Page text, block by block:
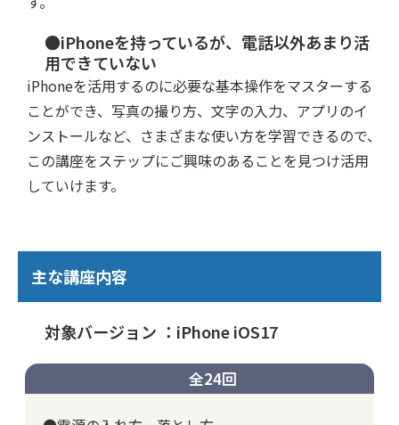
●iPhoneを持っているが、電話以外あまり活
用できていない
iPhoneを活用するのに必要な基本操作をマスターする
ことができ、写真の撮り方、文字の入力、アプリのイ
ンストールなど、さまざまな使い方を学習できるので、
この講座をステップにご興味のあることを見つけ活用
していけます。
主な講座内容
対象バージョン ：iPhone iOS17
全24回